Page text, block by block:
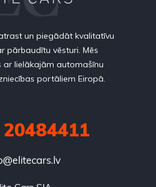
un piegādāt kvalitatīvu
pārbaudītu vēsturi. Mēs
ar lielākajām automašīnu
portāliem Eiropā.
20484411